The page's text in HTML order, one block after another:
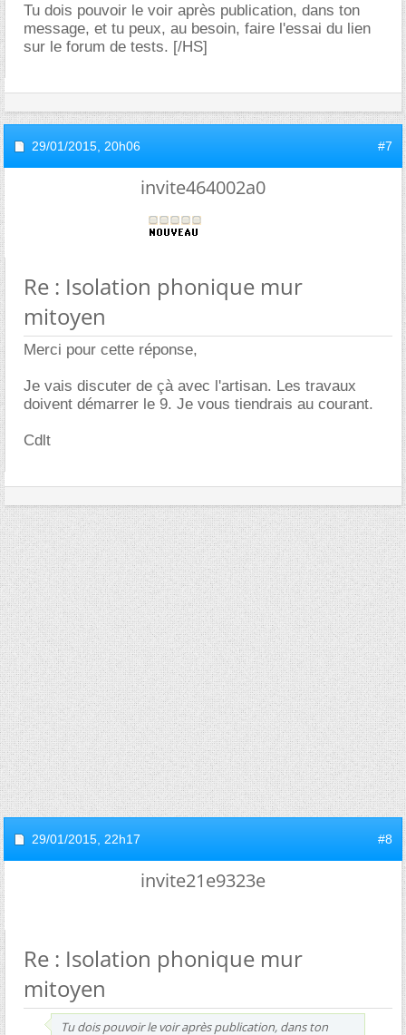
Tu dois pouvoir le voir après publication, dans ton
message, et tu peux, au besoin, faire l'essai du lien
sur le forum de tests. [/HS]
29/01/2015, 20h06 #7
invite464002a0
Re : Isolation phonique mur
mitoyen
Merci pour cette réponse,
Je vais discuter de çà avec l'artisan. Les travaux
doivent démarrer le 9. Je vous tiendrais au courant.
Cdlt
29/01/2015, 22h17 #8
invite21e9323e
Re : Isolation phonique mur
mitoyen
Tu dois pouvoir le voir après publication, dans ton